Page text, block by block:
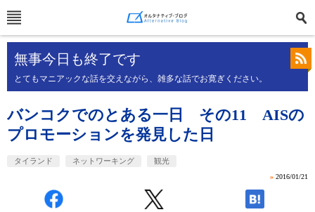
無事今日も終了です
とてもマニアックな話を交えながら、雑多な話でお寛ぎください。
バンコクでのとある一日 その11 AISの
プロモーションを発見した日
タイランド ネットワーキング 観光
» 2016/01/21